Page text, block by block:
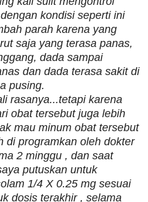
kondisi seperti ini
parah karena yang
saja yang terasa panas,
dada sampai
dan dada terasa sakit di
pusing.
rasanya...tetapi karena
obat tersebut juga lebih
mau minum obat tersebut
di programkan oleh dokter
2 minggu , dan saat
putuskan untuk
1/4 X 0.25 mg sesuai
dosis terakhir , selama